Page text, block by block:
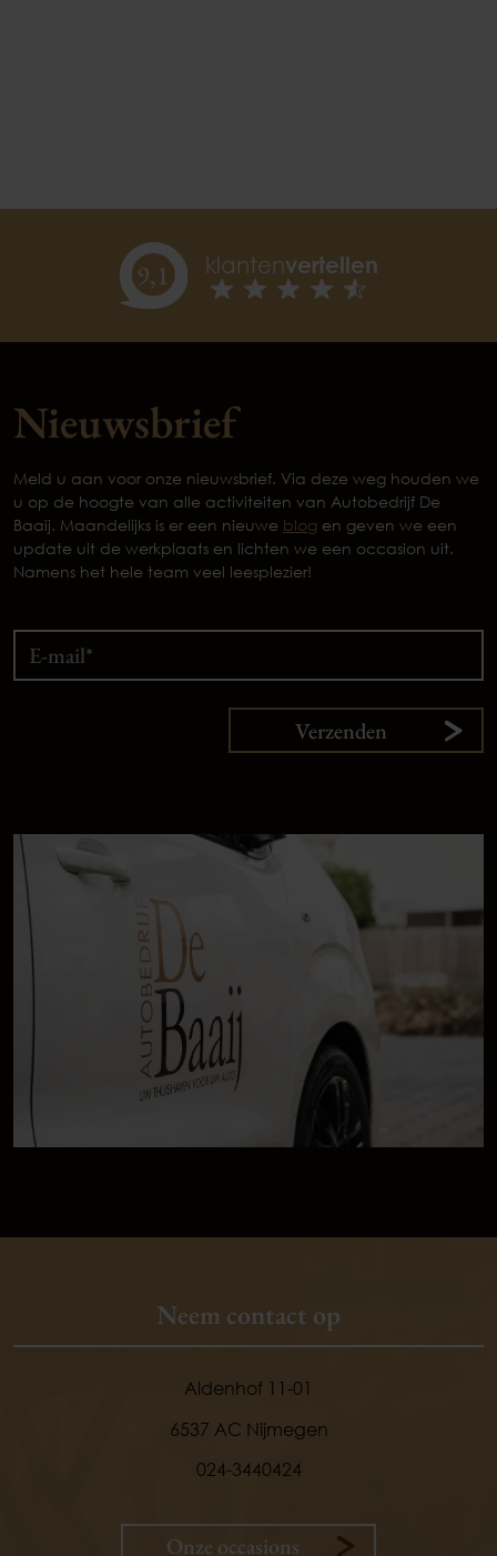
9,1 klantenvertellen
Nieuwsbrief
Meld u aan voor onze nieuwsbrief. Via deze weg houden we
u op de hoogte van alle activiteiten van Autobedrijf De
Baaij. Maandelijks is er een nieuwe blog en geven we een
update uit de werkplaats en lichten we een occasion uit.
Namens het hele team veel leesplezier!
Verzenden
Neem contact op
Aldenhof 11-01
6537 AC Nijmegen
024-3440424
Onze occasions